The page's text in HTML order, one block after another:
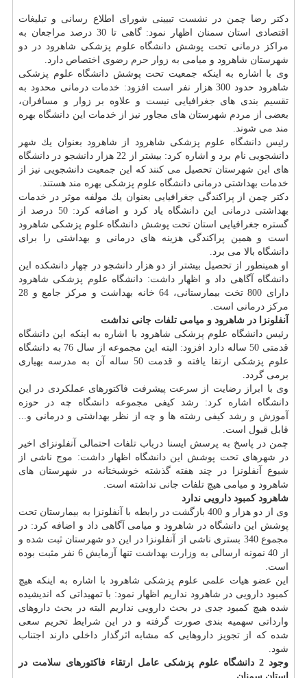
دكتر رضا چمن در نشست تبیینی شورای اطلاع رسانی و تبلیغات
اقتصادی استان سمنان اظهار نمود: گاهی تا 30 درصد مراجعان به
مراكز درمانی تحت پوشش دانشگاه علوم پزشكی شاهرود در دو
شهرستان شاهرود و میامی به زوار حرم رضوی اختصاص دارد.
وی با اشاره به اینكه جمعیت تحت پوشش دانشگاه علوم پزشكی
شاهرود حدود 300 هزار نفر است افزود:
خدمات درمانی محدود به
تقسیم بندی های جغرافیایی نیست و علاوه بر زوار و مسافران،
بعضی از مردم شهرستان های مجاور نیز از خدمات این دانشگاه بهره
مند می شوند.
رئیس دانشگاه علوم پزشكی شاهرود از شاهرود بعنوان یك شهر
دانشجویی نام برد و اشاره كرد: بیشتر از 22 هزار دانشجو در دانشگاه
های این شهرستان تحصیل می كنند كه این جمعیت دانشجویی نیز از
خدمات بهداشتی درمانی دانشگاه علوم پزشكی بهره مند هستند.
دكتر چمن از پراكندگی جغرافیایی بعنوان یك مولفه موثر در خدمات
بهداشتی درمانی این دانشگاه یاد كرد و اضافه كرد: 50 درصد از
گستره جغرافیایی استان تحت پوشش دانشگاه علوم پزشكی شاهرود
است و همین پراكندگی هزینه های درمانی و بهداشتی را برای
دانشگاه بالا می برد.
او همینطور از تحصیل بیشتر از دو هزار دانشجو در چهار دانشكده این
دانشگاه آگاهی داد و اظهار داشت: دانشگاه علوم پزشكی شاهرود
دارای 800 تخت بیمارستانی، 64 خانه
بهداشت
و مركز جامع و 28
مركز درمانی است.
آنفلونزا در شاهرود و میامی تلفات جانی نداشت
رئیس دانشگاه علوم پزشكی شاهرود با اشاره به اینكه این دانشگاه
قدمتی 50 ساله دارد افزود: البته این مجموعه از سال 76 به دانشگاه
علوم پزشكی ارتقا یافته و قدمت 50 ساله آن به مدرسه بهیاری
برمی گردد.
وی با ابراز رضایت از سرعت پیشرفت فاكتورهای عملكردی در این
دانشگاه اشاره كرد: رشد كیفی مجموعه دانشگاه چه در حوزه
آموزش و رشد كیفی رشته ها و چه از نظر بهداشتی و درمانی و...
قابل قبول است.
چمن در پاسخ به پرسش ایسنا درباب تلفات احتمالی آنفلونزای اخیر
در شهرهای تحت پوشش این دانشگاه اظهار داشت: موج ناشی از
شیوع آنفلونزا در چند هفته گذشته خوشبختانه در شهرستان های
شاهرود و میامی هیچ تلفات جانی نداشته است.
شاهرود كمبود دارویی ندارد
وی از دو هزار و 400 بازگشت در رابطه با آنفلونزا به بیمارستان تحت
پوشش این دانشگاه در شاهرود و میامی آگاهی داد و اضافه كرد: در
مجموع 340 بستری ناشی از آنفلونزا در این دو شهرستان ثبت شده و
از 40 نمونه ارسالی به
وزارت بهداشت
تنها آزمایش 6 نفر مثبت بوده
است.
این عضو هیات علمی علوم پزشكی شاهرود با اشاره به اینكه هیچ
كمبود دارویی در شاهرود نداریم اظهار نمود: با تمهیداتی كه اندیشیده
شده هیچ كمبود جدی در بحث دارویی نداریم البته در بحث داروهای
وارداتی سهمیه بندی صورت گرفته و در این شرایط تحریم سعی
شده كه از تجویز داروهایی كه مشابه اثرگذار داخلی دارند اجتناب
شود.
وجود 2 دانشگاه علوم پزشكی عامل ارتقاء فاكتورهای
سلامت در